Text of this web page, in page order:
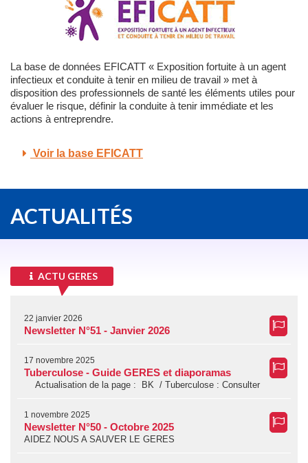
La base de données EFICATT « Exposition fortuite à un agent
infectieux et conduite à tenir en milieu de travail » met à
disposition des professionnels de santé les éléments utiles pour
évaluer le risque, définir la conduite à tenir immédiate et les
actions à entreprendre.
Voir la base EFICATT
ACTUALITÉS
ACTU GERES
22 janvier 2026
Newsletter N°51 - Janvier 2026
17 novembre 2025
Tuberculose - Guide GERES et diaporamas
Actualisation de la page : BK / Tuberculose : Consulter
1 novembre 2025
Newsletter N°50 - Octobre 2025
AIDEZ NOUS A SAUVER LE GERES